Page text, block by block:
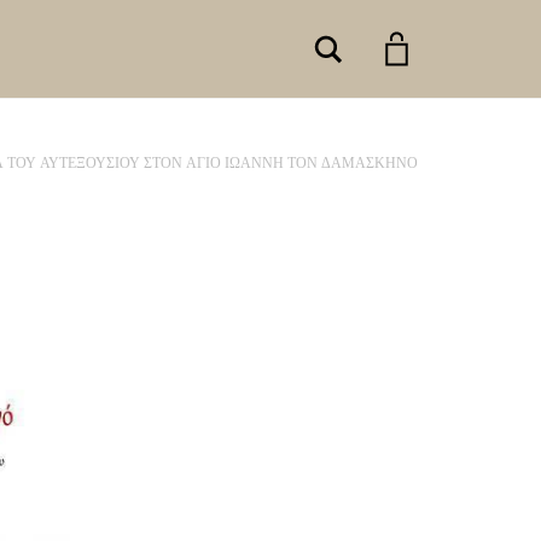
Search
ΤΟΥ ΑΥΤΕΞΟΥΣΙΟΥ ΣΤΟΝ ΑΓΙΟ ΙΩΑΝΝΗ ΤΟΝ ΔΑΜΑΣΚΗΝΟ